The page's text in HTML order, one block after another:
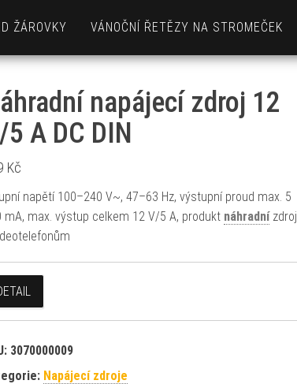
ŽÁROVKY VÁNOČNÍ ŘETĚZY NA STROMEČEK
napájecí zdroj 12
A DC DIN
Kč
napětí 100–240 V~, 47–63 Hz, výstupní proud max. 5
mA, max. výstup celkem 12 V/5 A, produkt náhradnízdroj
3070000009
Napájecí zdroje